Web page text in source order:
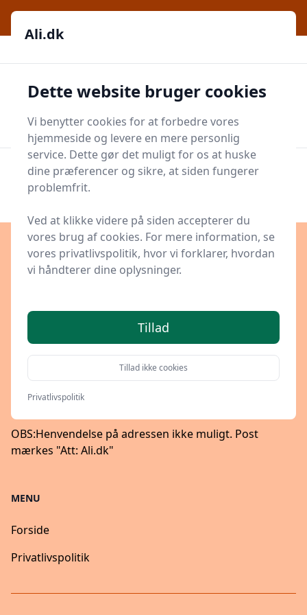
Ali.dk
Søg
Indlæg på ali.dk
Se alle 0 indlæg i kategorien Indlæg på ali.dk på Ali.dk
Ali.dk
Dette website bruger cookies
Vi benytter cookies for at forbedre vores
hjemmeside og levere en mere personlig
service. Dette gør det muligt for os at huske
dine præferencer og sikre, at siden fungerer
problemfrit.
Ved at klikke videre på siden accepterer du
vores brug af cookies. For mere information, se
vores privatlivspolitik, hvor vi forklarer, hvordan
vi håndterer dine oplysninger.
Tillad
Tillad ikke cookies
Privatlivspolitik
KONTAKT ALI.DK
Kontakt Ali.dk på vores centralmail
UDGIVER
BGGD Digital ApS - CVR: 34482853
Dalgas Boulevard 48 - 2000 Frederiksberg
OBS:Henvendelse på adressen ikke muligt. Post
mærkes "Att: Ali.dk"
MENU
Forside
Privatlivspolitik